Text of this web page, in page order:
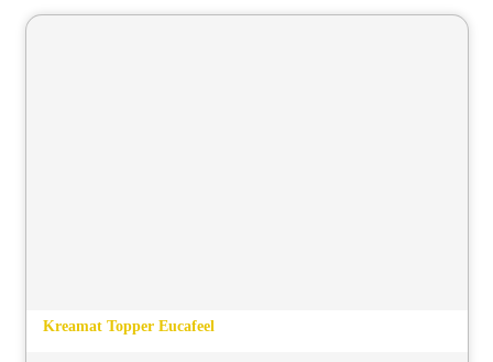
Kreamat Topper Eucafeel